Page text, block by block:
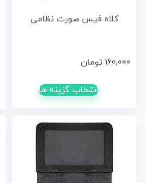
کلاه فیس صورت نظامی
160,000 تومان
انتخاب گزینه ها